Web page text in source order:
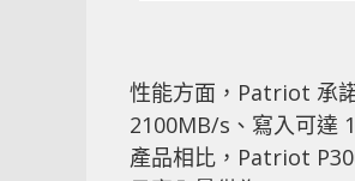
性能方面，Patriot 承
2100MB/s、寫入可達
產品相比，Patriot